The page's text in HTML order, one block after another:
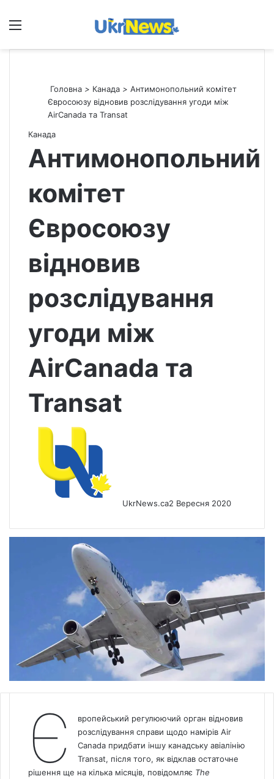
Меню
Головна > Канада > Антимонопольний комітет
Євросоюзу відновив розслідування угоди між
AirCanada та Transat
Канада
Антимонопольний
комітет
Євросоюзу
відновив
розслідування
угоди між
AirCanada та
Transat
UkrNews.ca2 Вересня 2020
Є
вропейський регулюючий орган відновив
розслідування справи щодо намірів Air
Canadaпридбати іншу канадську авіалінію
Transat, після того, як відклав остаточне
рішення ще на кілька місяців, повідомляє The